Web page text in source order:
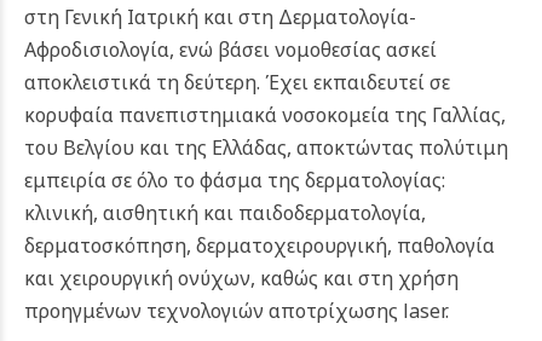
στη Γενική Ιατρική και στη Δερματολογία-
Αφροδισιολογία, ενώ βάσει νομοθεσίας ασκεί
αποκλειστικά τη δεύτερη. Έχει εκπαιδευτεί σε
κορυφαία πανεπιστημιακά νοσοκομεία της Γαλλίας,
του Βελγίου και της Ελλάδας, αποκτώντας πολύτιμη
εμπειρία σε όλο το φάσμα της δερματολογίας:
κλινική, αισθητική και παιδοδερματολογία,
δερματοσκόπηση, δερματοχειρουργική, παθολογία
και χειρουργική ονύχων, καθώς και στη χρήση
προηγμένων τεχνολογιών αποτρίχωσης laser.